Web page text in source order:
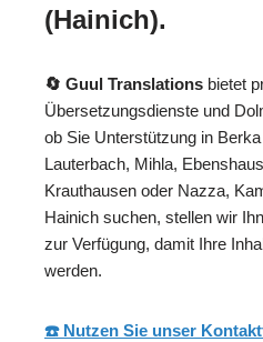
(Hainich).
🔄 Guul Translations bietet
Übersetzungsdienste und
ob Sie Unterstützung in
Lauterbach, Mihla,
Krauthausen oder Nazza,
Hainich suchen, stellen wir
zur Verfügung, damit Ihre
werden.
☎️ Nutzen Sie unser